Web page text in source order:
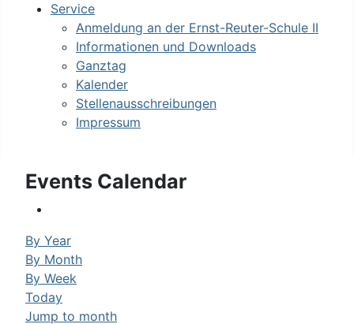
Service
Anmeldung an der Ernst-Reuter-Schule II
Informationen und Downloads
Ganztag
Kalender
Stellenausschreibungen
Impressum
Events Calendar
By Year
By Month
By Week
Today
Jump to month